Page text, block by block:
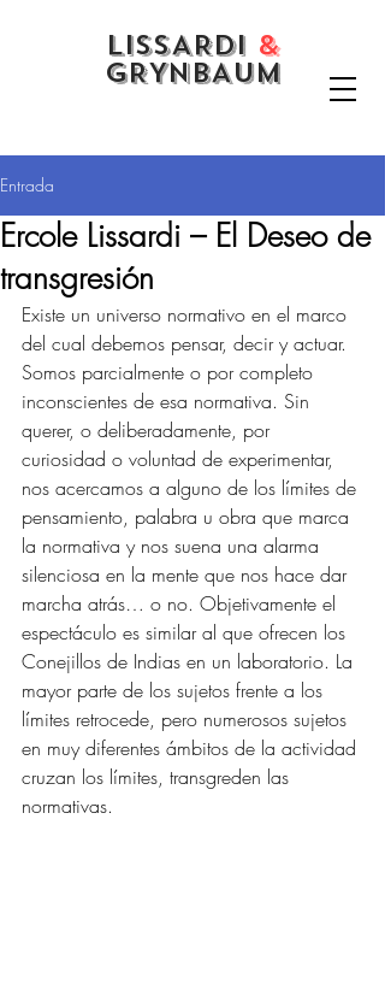
LISSARDI &
GRYNBAUM
Entrada
Ercole Lissardi – El Deseo de
transgresión
Existe un universo normativo en el marco
del cual debemos pensar, decir y actuar.
Somos parcialmente o por completo
inconscientes de esa normativa. Sin
querer, o deliberadamente, por
curiosidad o voluntad de experimentar,
nos acercamos a alguno de los límites de
pensamiento, palabra u obra que marca
la normativa y nos suena una alarma
silenciosa en la mente que nos hace dar
marcha atrás… o no. Objetivamente el
espectáculo es similar al que ofrecen los
Conejillos de Indias en un laboratorio. La
mayor parte de los sujetos frente a los
límites retrocede, pero numerosos sujetos
en muy diferentes ámbitos de la actividad
cruzan los límites, transgreden las
normativas.